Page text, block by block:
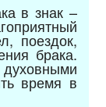
в знак –
поездок,
брака.
время в